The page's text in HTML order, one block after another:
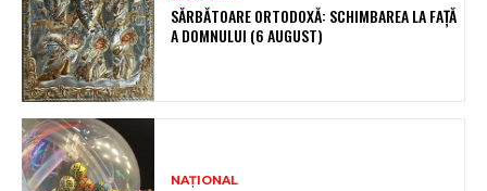
SĂRBĂTOARE ORTODOXĂ: SCHIMBAREA LA FAȚĂ
A DOMNULUI (6 AUGUST)
NAȚIONAL